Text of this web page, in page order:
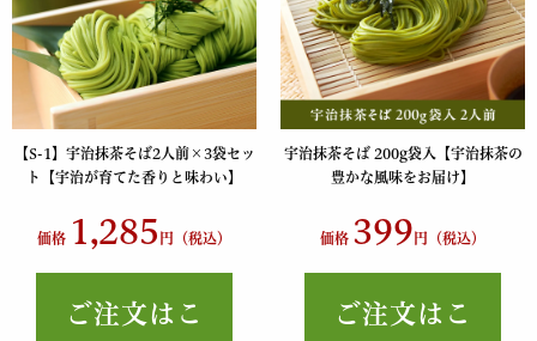
【S-1】宇治抹茶そば2人前×3袋セッ
ト【宇治が育てた香りと味わい】
価格 1,285 円（税込）
ご注文はこ
宇治抹茶そば 200g袋入【宇治抹茶の
豊かな風味をお届け】
価格 399 円（税込）
ご注文はこ